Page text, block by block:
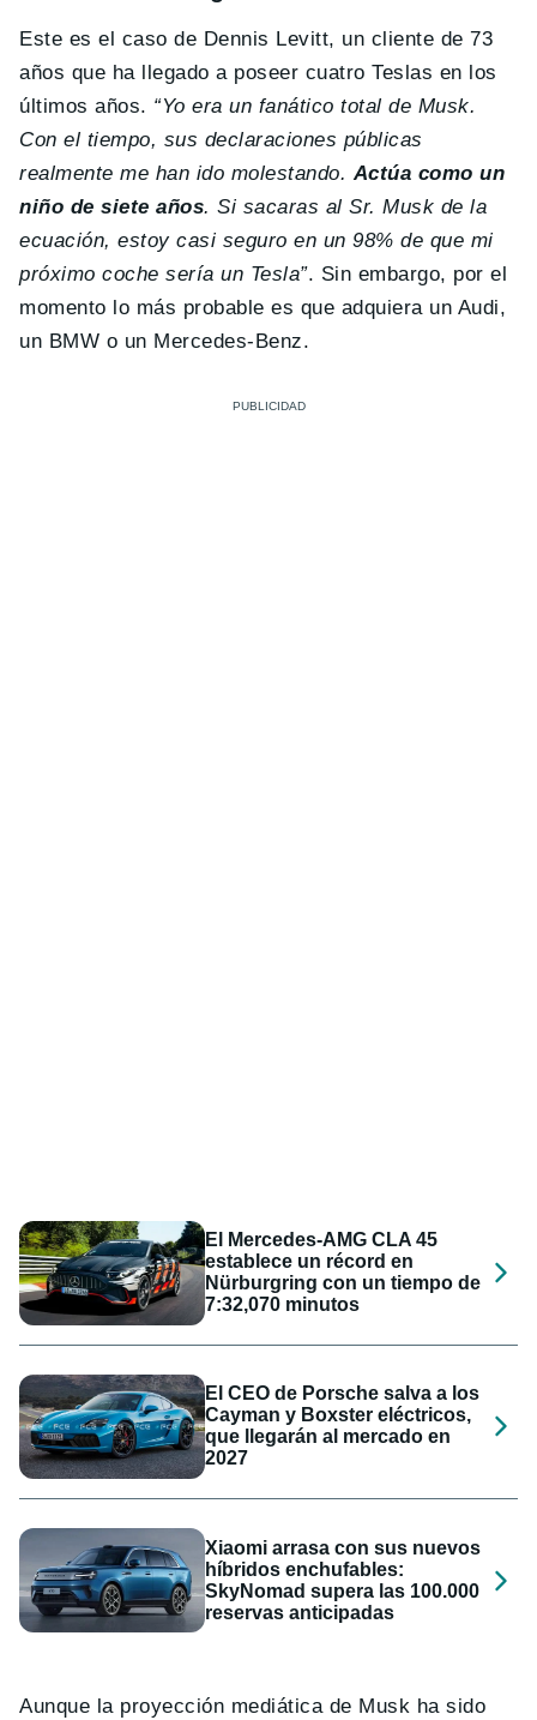
Este es el caso de Dennis Levitt, un cliente de 73
años que ha llegado a poseer cuatro Teslas en los
últimos años. “Yo era un fanático total de Musk.
Con el tiempo, sus declaraciones públicas
realmente me han ido molestando. Actúa como un
niño de siete años.Si sacaras al Sr. Musk de la
ecuación, estoy casi seguro en un 98% de que mi
próximo coche sería un Tesla”. Sin embargo, por el
momento lo más probable es que adquiera un Audi,
un BMW o un Mercedes-Benz.
El Mercedes-AMG CLA 45
establece un récord en
Nürburgring con un tiempo de
7:32,070 minutos
El CEO de Porsche salva a los
Cayman y Boxster eléctricos,
que llegarán al mercado en
2027
Xiaomi arrasa con sus nuevos
híbridos enchufables:
SkyNomad supera las 100.000
reservas anticipadas
Aunque la proyección mediática de Musk ha sido